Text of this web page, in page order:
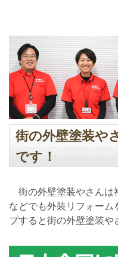
街の外壁塗装や
です！
街の外壁塗装やさんは
などでも外装リフォーム
プすると街の外壁塗装や